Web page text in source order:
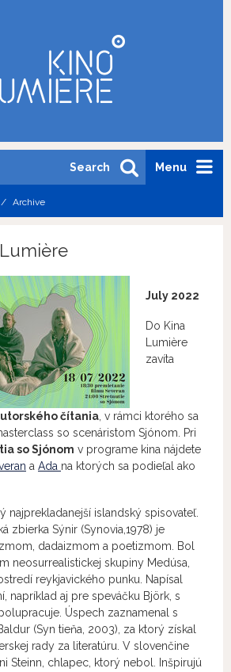
Menu
Search
Archive
July 2022
Do Kina
Lumière
zavíta
čítania , v rámci ktorého sa
so scenáristom Sjónom. Pri
so Sjónom v programe kina nájdete
a Ada na ktorých sa podieľal ako
najprekladanejší islandský spisovateľ.
zbierka Sýnir (Synovia,1978) je
dadaizmom a poetizmom. Bol
neosurrealistickej skupiny Medúsa,
reykjavického punku. Napísal
napríklad aj pre speváčku Björk, s
Úspech zaznamenal s
(Syn tieňa, 2003), za ktorý získal
rady za literatúru. V slovenčine
Steinn, chlapec, ktorý nebol. Inšpirujú